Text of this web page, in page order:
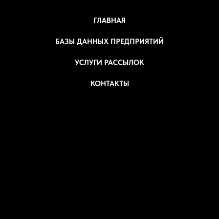
ГЛАВНАЯ
БАЗЫ ДАННЫХ ПРЕДПРИЯТИЙ
УСЛУГИ РАССЫЛОК
КОНТАКТЫ